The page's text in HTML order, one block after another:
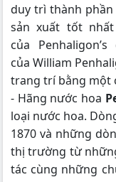
duy trì thành
sản xuất tốt
của
của William
trang trí bằng một
- Hãng nước hoa
loại nước hoa.
1870 và những
thị trường từ
tác cùng những